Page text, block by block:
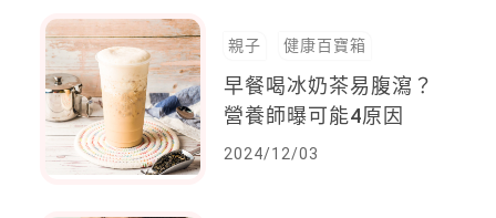
親子 健康百寶箱
早餐喝冰奶茶易腹瀉？
營養師曝可能4原因
2024/12/03